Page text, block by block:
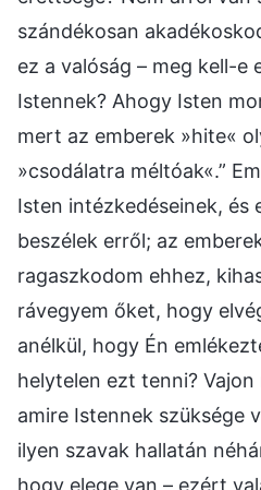
szándékosan
ez a valóság – meg kell-e
Istennek? Ahogy Isten
mert az emberek »hite«
»csodálatra méltóak«.”
Isten intézkedéseinek, és
beszélek erről; az
ragaszkodom ehhez,
rávegyem őket, hogy
anélkül, hogy Én
helytelen ezt tenni?
amire Istennek szüksége
ilyen szavak hallatán
hogy elege van – ezért